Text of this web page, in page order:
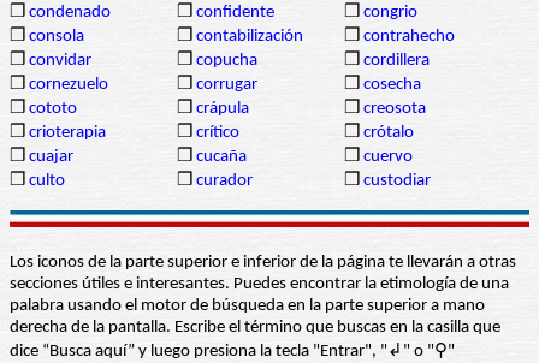
❒ condenado ❒ confidente ❒ congrio
❒ consola ❒ contabilización ❒ contrahecho
❒ convidar ❒ copucha ❒ cordillera
❒ cornezuelo ❒ corrugar ❒ cosecha
❒ cototo ❒ crápula ❒ creosota
❒ crioterapia ❒ crítico ❒ crótalo
❒ cuajar ❒ cucaña ❒ cuervo
❒ culto ❒ curador ❒ custodiar
Los iconos de la parte superior e inferior de la página te llevarán a otras
secciones útiles e interesantes. Puedes encontrar la etimología de una
palabra usando el motor de búsqueda en la parte superior a mano
derecha de la pantalla. Escribe el término que buscas en la casilla que
dice “Busca aquí” y luego presiona la tecla "Entrar", "↲" o "⚲"